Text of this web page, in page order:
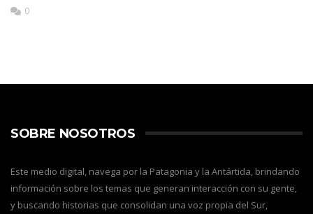
0
SOBRE NOSOTROS
Este medio digital, navega por la Patagonia y la Antártida, brindando
información sobre los temas que generan interacción con su gente,
y buscando historias que consolidan una voz propia del Sur,